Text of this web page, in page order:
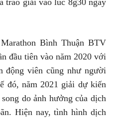
trao giải vào lúc 8g30 ngày
Bình Thuận BTV
đầu tiên vào năm 2020 với
động viên cũng như người
đó, năm 2021 giải dự kiến
do ảnh hưởng của dịch
Hiện nay, tình hình dịch